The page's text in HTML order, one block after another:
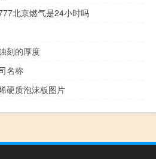
北京燃气是24小时吗
刻的厚度
名称
硬质泡沫板图片